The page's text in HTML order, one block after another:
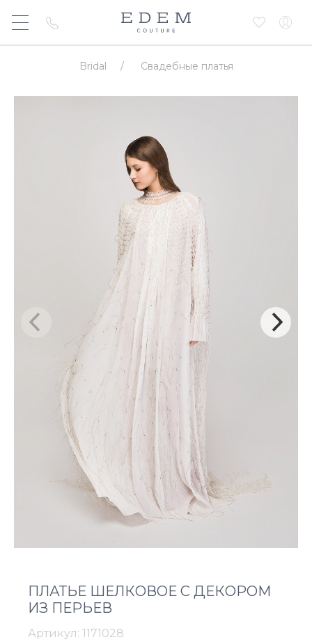
Bridal / Свадебные платья
ПЛАТЬЕ ШЕЛКОВОЕ С ДЕКОРОМ
ИЗ ПЕРЬЕВ
Артикул: 1171028